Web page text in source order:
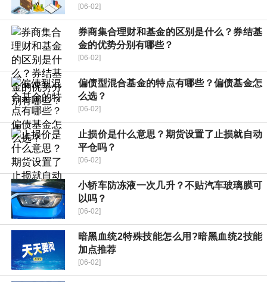
[06-02]
券商集合理财和基金的区别是什么？券结基
金的优势分别有哪些？
[06-02]
偏债型混合基金的特点有哪些？偏债基金怎
么选？
[06-02]
止损价是什么意思？期货设置了止损就自动
平仓吗？
[06-02]
小轿车防冻液一次几升？不贴汽车玻璃膜可
以吗？
[06-02]
暗黑血统2特殊技能怎么用?暗黑血统2技能
加点推荐
[06-02]